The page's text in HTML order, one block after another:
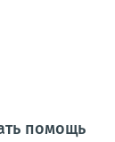
помощь